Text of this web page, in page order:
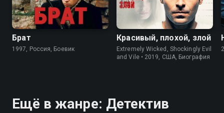
Брат
1997, Россия, Боевик
Красивый, плохой, злой
Extremely Wicked, Shockingly Evil
and Vile • 2019, США, Биография
Ещё в жанре: Детектив